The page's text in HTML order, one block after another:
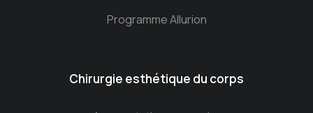
Programme Allurion
Chirurgie esthétique du corps